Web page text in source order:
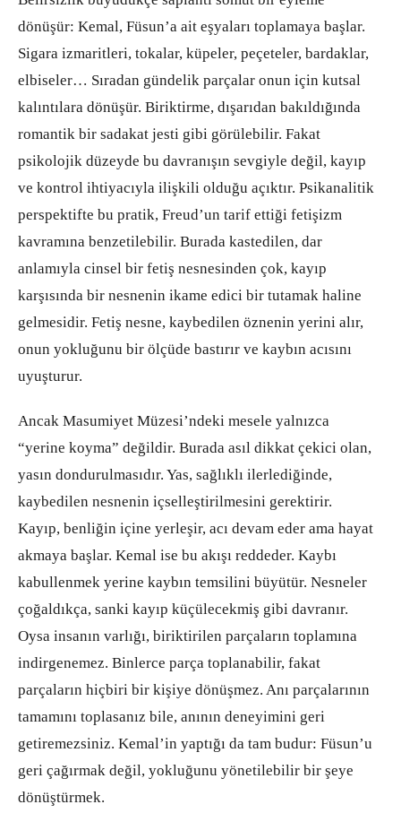
dönüşür: Kemal, Füsun’a ait eşyaları toplamaya başlar.
Sigara izmaritleri, tokalar, küpeler, peçeteler, bardaklar,
elbiseler… Sıradan gündelik parçalar onun için kutsal
kalıntılara dönüşür. Biriktirme, dışarıdan bakıldığında
romantik bir sadakat jesti gibi görülebilir. Fakat
psikolojik düzeyde bu davranışın sevgiyle değil, kayıp
ve kontrol ihtiyacıyla ilişkili olduğu açıktır. Psikanalitik
perspektifte bu pratik, Freud’un tarif ettiği fetişizm
kavramına benzetilebilir. Burada kastedilen, dar
anlamıyla cinsel bir fetiş nesnesinden çok, kayıp
karşısında bir nesnenin ikame edici bir tutamak haline
gelmesidir. Fetiş nesne, kaybedilen öznenin yerini alır,
onun yokluğunu bir ölçüde bastırır ve kaybın acısını
uyuşturur.
Ancak Masumiyet Müzesi’ndeki mesele yalnızca
“yerine koyma” değildir. Burada asıl dikkat çekici olan,
yasın dondurulmasıdır. Yas, sağlıklı ilerlediğinde,
kaybedilen nesnenin içselleştirilmesini gerektirir.
Kayıp, benliğin içine yerleşir, acı devam eder ama hayat
akmaya başlar. Kemal ise bu akışı reddeder. Kaybı
kabullenmek yerine kaybın temsilini büyütür. Nesneler
çoğaldıkça, sanki kayıp küçülecekmiş gibi davranır.
Oysa insanın varlığı, biriktirilen parçaların toplamına
indirgenemez. Binlerce parça toplanabilir, fakat
parçaların hiçbiri bir kişiye dönüşmez. Anı parçalarının
tamamını toplasanız bile, anının deneyimini geri
getiremezsiniz. Kemal’in yaptığı da tam budur: Füsun’u
geri çağırmak değil, yokluğunu yönetilebilir bir şeye
dönüştürmek.